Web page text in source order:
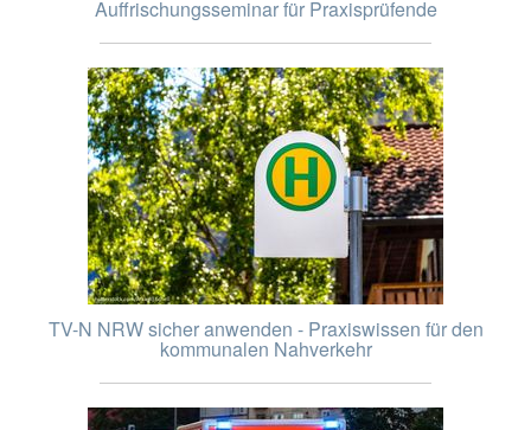
Auffrischungsseminar für Praxisprüfende
TV-N NRW sicher anwenden - Praxiswissen für den
kommunalen Nahverkehr